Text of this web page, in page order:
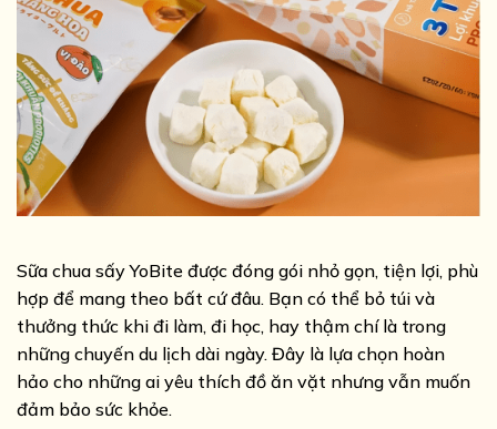
Sữa chua sấy YoBite được đóng gói nhỏ gọn, tiện lợi, phù
hợp để mang theo bất cứ đâu. Bạn có thể bỏ túi và
thưởng thức khi đi làm, đi học, hay thậm chí là trong
những chuyến du lịch dài ngày. Đây là lựa chọn hoàn
hảo cho những ai yêu thích đồ ăn vặt nhưng vẫn muốn
đảm bảo sức khỏe.